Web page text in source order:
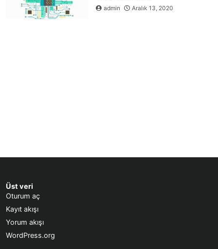
admin Aralık 13, 2020
Üst veri
Oturum aç
Kayıt akışı
Yorum akışı
WordPress.org